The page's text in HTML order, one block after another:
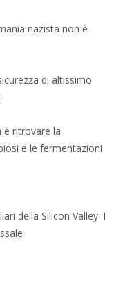
nazista non è
di altissimo
e ritrovare la
e le fermentazioni
della Silicon Valley. I